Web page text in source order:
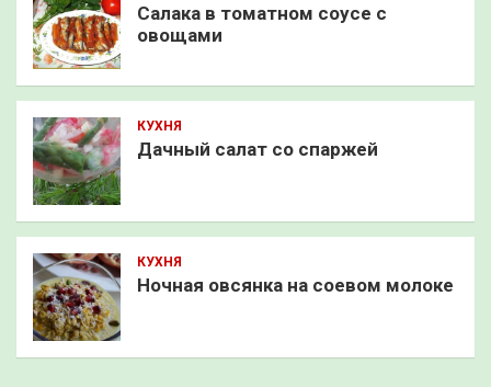
Салака в томатном соусе с
овощами
КУХНЯ
Дачный салат со спаржей
КУХНЯ
Ночная овсянка на соевом молоке